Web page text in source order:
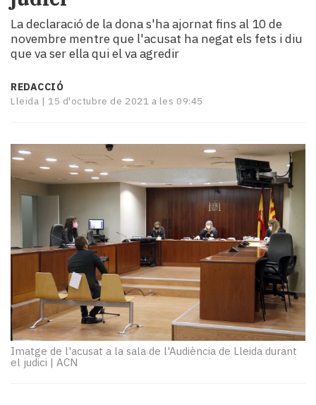
Cultura
Esports
Mai
tant!
i
mitjans
Reportatges
Entrevistes
Enquestes
escena!
la
Subscriptors
La
newsletter
del
Pallars
Contingut
La declaració de la dona s'ha ajornat fins al 10 de
novembre mentre que l'acusat ha negat els fets i diu
que va ser ella qui el va agredir
REDACCIÓ
Lleida | 15 d'octubre de 2021 a les 09:45
Imatge de l'acusat a la sala de l'Audiència de Lleida durant
el judici | ACN